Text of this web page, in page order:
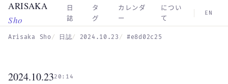
Skip to main content
ARISAKA
Sho
日
誌
タ
グ
カレンダ
ー
につい
て
EN
Arisaka Sho 日誌 2024.10.23 #e8d02c25
2024.10.2320:14